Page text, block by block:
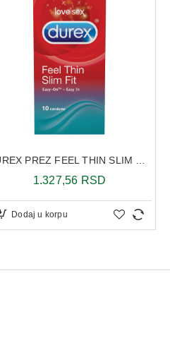
1.327,56 RSD
Dodaj u korpu